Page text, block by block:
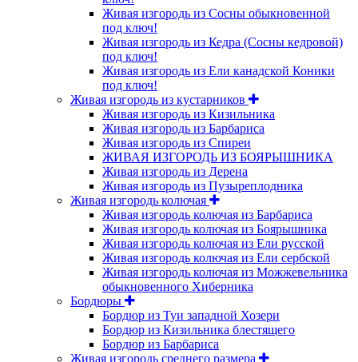
Живая изгородь из Сосны обыкновенной
под ключ!
Живая изгородь из Кедра (Сосны кедровой)
под ключ!
Живая изгородь из Ели канадской Коники
под ключ!
Живая изгородь из кустарников
Живая изгородь из Кизильника
Живая изгородь из Барбариса
Живая изгородь из Спиреи
ЖИВАЯ ИЗГОРОДЬ ИЗ БОЯРЫШНИКА
Живая изгородь из Дерена
Живая изгородь из Пузыреплодника
Живая изгородь колючая
Живая изгородь колючая из Барбариса
Живая изгородь колючая из Боярышника
Живая изгородь колючая из Ели русской
Живая изгородь колючая из Ели сербской
Живая изгородь колючая из Можжевельника
обыкновенного Хиберника
Бордюры
Бордюр из Туи западной Хозери
Бордюр из Кизильника блестящего
Бордюр из Барбариса
Живая изгородь среднего размера